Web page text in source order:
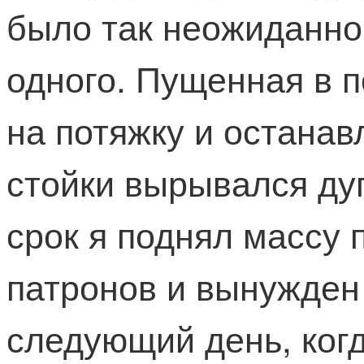
было так
одного. Пущенная в
на потяжку и
стойки вырывался
срок я поднял массу
патронов и
следующий день,